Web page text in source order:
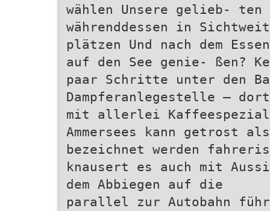
wählen Unsere gelieb- ten
währenddessen in
plätzen Und nach dem
auf den See genie- ßen?
paar Schritte unter den
Dampferanlegestelle –
mit allerlei
Ammersees kann getrost
bezeichnet werden
knausert es auch mit
dem Abbiegen auf die
parallel zur Autobahn